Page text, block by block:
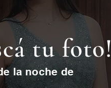
tu foto!
la noche de